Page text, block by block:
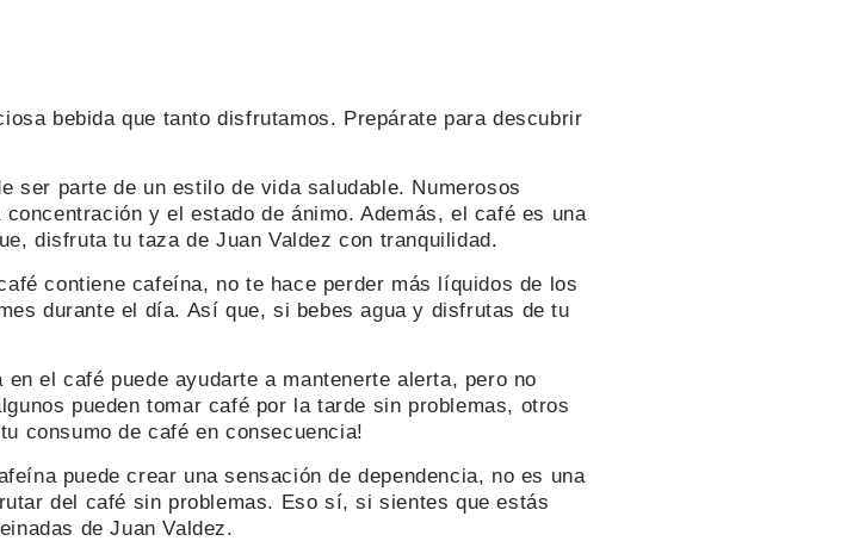
bebida que tanto disfrutamos. Prepárate para descubrir
ser parte de un estilo de vida saludable. Numerosos
y el estado de ánimo. Además, el café es una
disfruta tu taza de Juan Valdez con tranquilidad.
contiene cafeína, no te hace perder más líquidos de los
durante el día. Así que, si bebes agua y disfrutas de tu
el café puede ayudarte a mantenerte alerta, pero no
pueden tomar café por la tarde sin problemas, otros
consumo de café en consecuencia!
puede crear una sensación de dependencia, no es una
del café sin problemas. Eso sí, si sientes que estás
de Juan Valdez.